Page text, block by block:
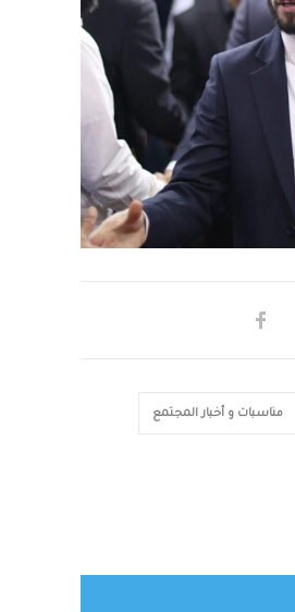
مناسبات و أخبار المجتمع